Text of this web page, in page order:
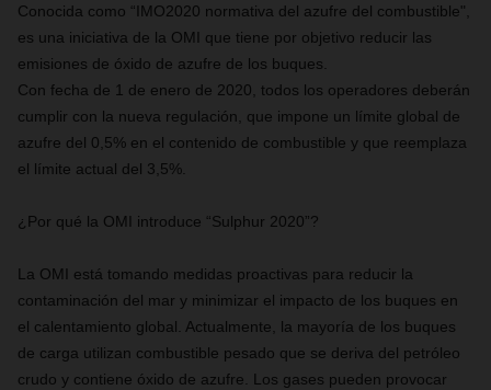
Conocida como “IMO2020 normativa del azufre del combustible",
es una iniciativa de la OMI que tiene por objetivo reducir las
emisiones de óxido de azufre de los buques.
Con fecha de 1 de enero de 2020, todos los operadores deberán
cumplir con la nueva regulación, que impone un límite global de
azufre del 0,5% en el contenido de combustible y que reemplaza
el límite actual del 3,5%.
¿Por qué la OMI introduce “Sulphur 2020”?
La OMI está tomando medidas proactivas para reducir la
contaminación del mar y minimizar el impacto de los buques en
el calentamiento global. Actualmente, la mayoría de los buques
de carga utilizan combustible pesado que se deriva del petróleo
crudo y contiene óxido de azufre. Los gases pueden provocar